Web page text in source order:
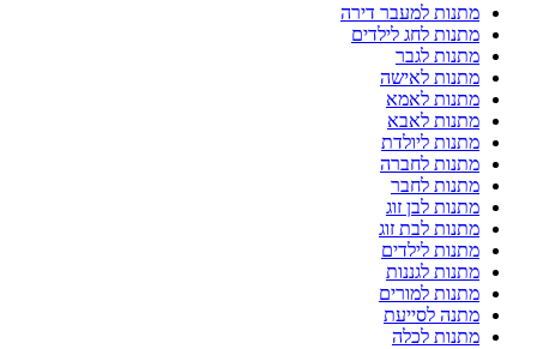
מתנות למעבר דירה
מתנות לחג לילדים
מתנות לגבר
מתנות לאישה
מתנות לאמא
מתנות לאבא
מתנות ליולדת
מתנות לחברה
מתנות לחבר
מתנות לבן זוג
מתנות לבת זוג
מתנות לילדים
מתנות לגננות
מתנות למורים
מתנה לסייעת
מתנות לכלה